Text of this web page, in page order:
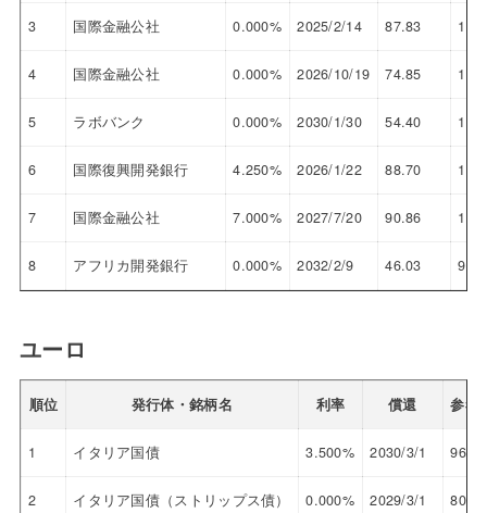
3 国際金融公社 0.000% 2025/2/14 87.83
4 国際金融公社 0.000% 2026/10/19 74.85
5 ラボバンク 0.000% 2030/1/30 54.40
6 国際復興開発銀行 4.250% 2026/1/22 88.70
7 国際金融公社 7.000% 2027/7/20 90.86
8 アフリカ開発銀行 0.000% 2032/2/9 46.03
ユーロ
順位 発行体・銘柄名 利率 償還 参考
1 イタリア国債 3.500% 2030/3/1 96.99
2 イタリア国債（ストリップス債） 0.000% 2029/3/1 80.79